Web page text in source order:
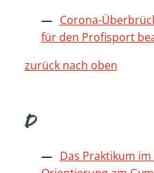
Corona-
für den Profisport
zurück nach oben
D
Das Praktikum